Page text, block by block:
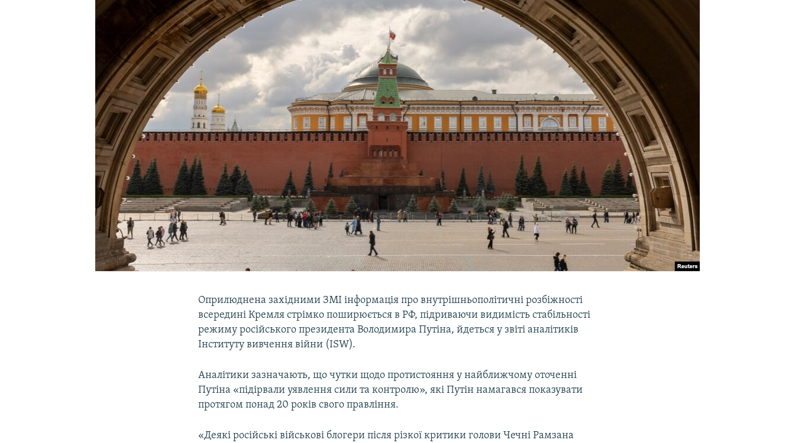
Оприлюднена західними ЗМІ інформація про внутрішньополітичні розбіжності
всередині Кремля стрімко поширюється в РФ, підриваючи видимість стабільності
режиму російського президента Володимира Путіна, йдеться у звіті аналітиків
Інституту вивчення війни (ISW).
Аналітики зазначають, що чутки щодо протистояння у найближчому оточенні
Путіна «підірвали уявлення сили та контролю», які Путін намагався показувати
протягом понад 20 років свого правління.
«Деякі російські військові блогери після різкої критики голови Чечні Рамзана